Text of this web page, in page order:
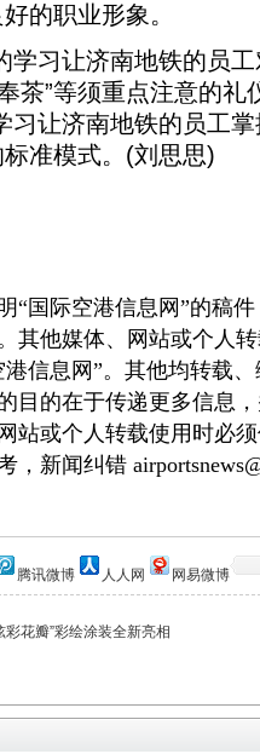
的职业形象。
习让济南地铁的员工
茶”等须重点注意的礼
习让济南地铁的员工
准模式。(刘思思)
际空港信息网”的稿件
其他媒体、网站或个人
信息网”。其他均转载
目的在于传递更多信息
站或个人转载使用时必
，新闻纠错
腾讯微博 人人网 网易微博
花瓣”彩绘涂装全新亮相